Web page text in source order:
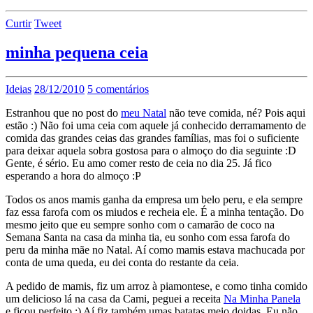
Curtir Tweet
minha pequena ceia
Ideias 28/12/2010 5 comentários
Estranhou que no post do meu Natal não teve comida, né? Pois aqui
estão :) Não foi uma ceia com aquele já conhecido derramamento de
comida das grandes ceias das grandes famílias, mas foi o suficiente
para deixar aquela sobra gostosa para o almoço do dia seguinte :D
Gente, é sério. Eu amo comer resto de ceia no dia 25. Já fico
esperando a hora do almoço :P
Todos os anos mamis ganha da empresa um belo peru, e ela sempre
faz essa farofa com os miudos e recheia ele. É a minha tentação. Do
mesmo jeito que eu sempre sonho com o camarão de coco na
Semana Santa na casa da minha tia, eu sonho com essa farofa do
peru da minha mãe no Natal. Aí como mamis estava machucada por
conta de uma queda, eu dei conta do restante da ceia.
A pedido de mamis, fiz um arroz à piamontese, e como tinha comido
um delicioso lá na casa da Cami, peguei a receita Na Minha Panela